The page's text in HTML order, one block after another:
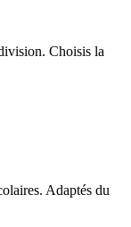
Choisis la
Adaptés du